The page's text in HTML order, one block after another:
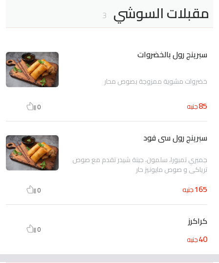
مقبلات السوشي 3
سبرينج رول بالخضروات
خضروات مشوية ممزوجة بصوص محار
85جنيه 0
سبرينج رول سى فود
جمبري تمبورا، سلمون، جبنة شيدر تقدم مع صوص
ترياكي و صوص مايونيز حار
165جنيه 0
كراكرز
40جنيه
0